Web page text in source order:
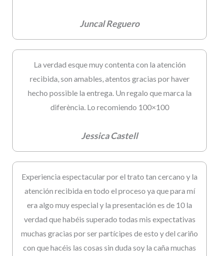
Juncal Reguero
La verdad esque muy contenta con la atención
recibida, son amables, atentos gracias por haver
hecho possible la entrega. Un regalo que marca la
diferència. Lo recomiendo 100×100
Jessica Castell
Experiencia espectacular por el trato tan cercano y la
atención recibida en todo el proceso ya que para mí
era algo muy especial y la presentación es de 10 la
verdad que habéis superado todas mis expectativas
muchas gracias por ser partícipes de esto y del cariño
con que hacéis las cosas sin duda soy la caña muchas